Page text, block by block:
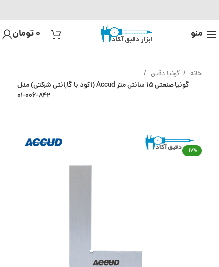
منو 0تومان
خانه گونیا دقیق
گونیا صنعتی 15 سانتی متر Accud (اکود با گارانتی شرکتی) مدل
842-006-01
-17%